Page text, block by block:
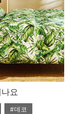
테리어
드
브제
타일
리어
#컬렉션
이션
링
요
#데코